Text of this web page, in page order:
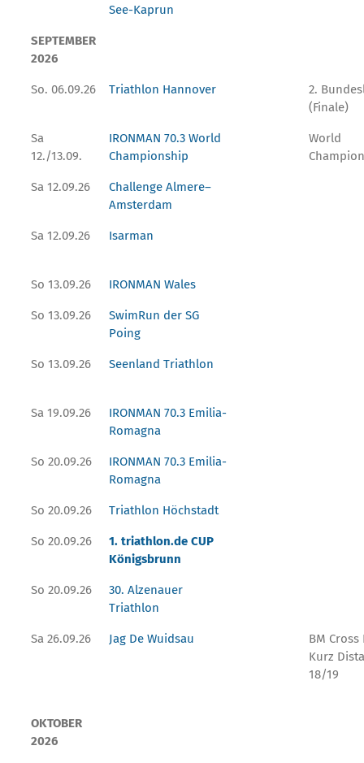
See-Kaprun
SEPTEMBER
2026
So. 06.09.26 Triathlon Hannover
2.
(Finale)
Sa
12./13.09.
IRONMAN 70.3 World
Championship
World
Sa 12.09.26
Challenge Almere–
Amsterdam
Sa 12.09.26 Isarman
So 13.09.26 IRONMAN Wales
So 13.09.26
SwimRun der SG
Poing
So 13.09.26 Seenland Triathlon
Sa 19.09.26
IRONMAN 70.3 Emilia-
Romagna
So 20.09.26
IRONMAN 70.3 Emilia-
Romagna
So 20.09.26 Triathlon Höchstadt
So 20.09.26
1. triathlon.de CUP
Königsbrunn
So 20.09.26
30. Alzenauer
Triathlon
Sa 26.09.26 Jag De Wuidsau
BM
Kurz
18/19
OKTOBER
2026